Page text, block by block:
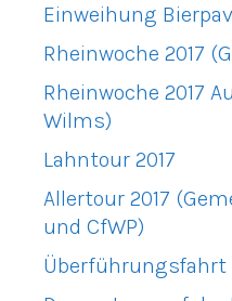
Einweihung
Rheinwoche 2017
Rheinwoche 2017
Wilms)
Lahntour 2017
Allertour 2017
und CfWP)
Überführungsfahrt